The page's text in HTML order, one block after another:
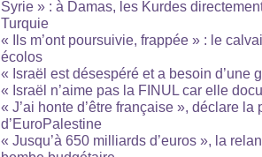
Syrie » : à Damas, les Kurdes
Turquie
« Ils m’ont poursuivie, frappée » : le
écolos
« Israël est désespéré et a besoin d’une
« Israël n’aime pas la FINUL car elle
« J’ai honte d’être française », déclare la
d’EuroPalestine
« Jusqu’à 650 milliards d’euros », la